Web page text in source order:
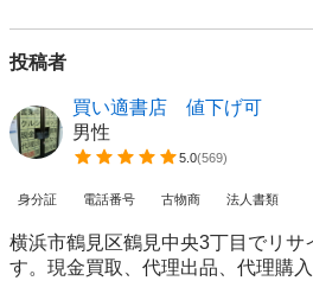
投稿者
買い適書店 値下げ可
男性
5.0(569)
身分証 電話番号 古物商 法人書類
横浜市鶴見区鶴見中央3丁目でリサ
す。現金買取、代理出品、代理購